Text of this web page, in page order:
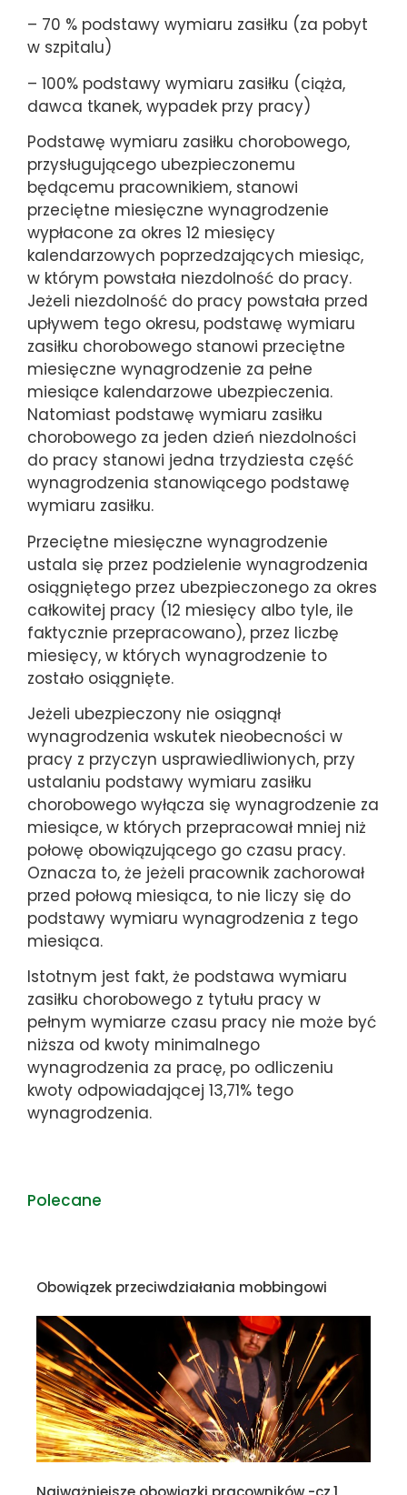
– 70 % podstawy wymiaru zasiłku (za pobyt
w szpitalu)
– 100% podstawy wymiaru zasiłku (ciąża,
dawca tkanek, wypadek przy pracy)
Podstawę wymiaru zasiłku chorobowego,
przysługującego ubezpieczonemu
będącemu pracownikiem, stanowi
przeciętne miesięczne wynagrodzenie
wypłacone za okres 12 miesięcy
kalendarzowych poprzedzających miesiąc,
w którym powstała niezdolność do pracy.
Jeżeli niezdolność do pracy powstała przed
upływem tego okresu, podstawę wymiaru
zasiłku chorobowego stanowi przeciętne
miesięczne wynagrodzenie za pełne
miesiące kalendarzowe ubezpieczenia.
Natomiast podstawę wymiaru zasiłku
chorobowego za jeden dzień niezdolności
do pracy stanowi jedna trzydziesta część
wynagrodzenia stanowiącego podstawę
wymiaru zasiłku.
Przeciętne miesięczne wynagrodzenie
ustala się przez podzielenie wynagrodzenia
osiągniętego przez ubezpieczonego za okres
całkowitej pracy (12 miesięcy albo tyle, ile
faktycznie przepracowano), przez liczbę
miesięcy, w których wynagrodzenie to
zostało osiągnięte.
Jeżeli ubezpieczony nie osiągnął
wynagrodzenia wskutek nieobecności w
pracy z przyczyn usprawiedliwionych, przy
ustalaniu podstawy wymiaru zasiłku
chorobowego wyłącza się wynagrodzenie za
miesiące, w których przepracował mniej niż
połowę obowiązującego go czasu pracy.
Oznacza to, że jeżeli pracownik zachorował
przed połową miesiąca, to nie liczy się do
podstawy wymiaru wynagrodzenia z tego
miesiąca.
Istotnym jest fakt, że podstawa wymiaru
zasiłku chorobowego z tytułu pracy w
pełnym wymiarze czasu pracy nie może być
niższa od kwoty minimalnego
wynagrodzenia za pracę, po odliczeniu
kwoty odpowiadającej 13,71% tego
wynagrodzenia.
Polecane
Obowiązek przeciwdziałania mobbingowi